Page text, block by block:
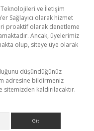
Teknolojileri ve İletişim
Sağlayıcı olarak hizmet
proaktif olarak denetleme
Ancak, üyelerimiz
olup, siteye üye olarak
düşündüğünüz
adresine bildirmeniz
kaldırılacaktır.